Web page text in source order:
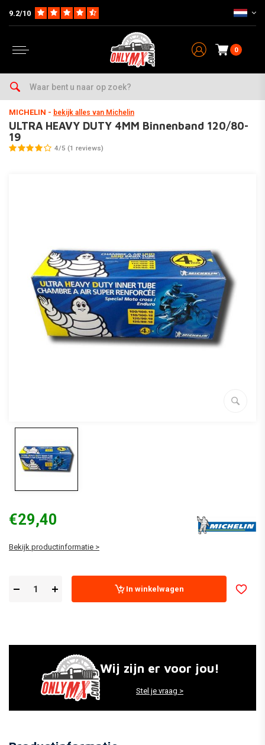
9.2/10
0
Home Onderhoud & Werkplaats
MICHELIN - bekijk alles van Michelin
ULTRA HEAVY DUTY 4MM Binnenband 120/80-
19
4/5 (1 reviews)
€29,40
Bekijk productinformatie >
In winkelwagen
Wij zijn er voor jou!
Stel je vraag >